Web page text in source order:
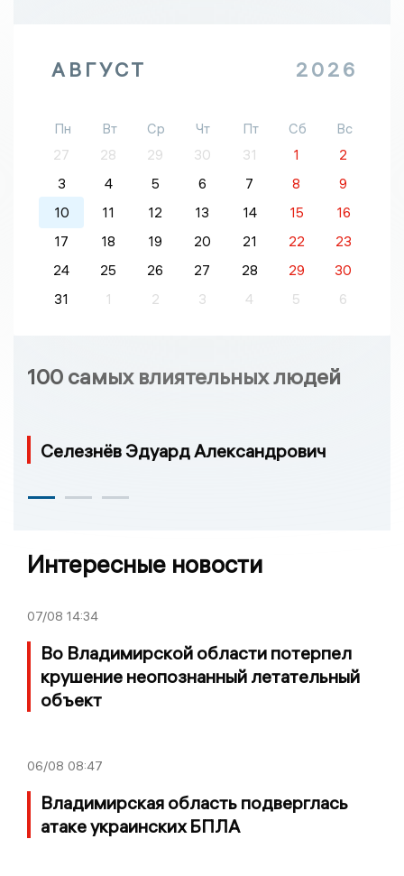
АВГУСТ 2026
Пн Вт Ср Чт Пт Сб
Вс
27
28 29 30 31 1
2
3
4 5 6 7 8
9
10
11 12 13 14 15
16
17
18 19 20 21 22
23
24
25 26 27 28 29
30
31
1 2 3 4 5 6
100 самых влиятельных людей
Селезнёв Эдуард Александрович
Интересные новости
07/08 14:34
Во Владимирской области потерпел
крушение неопознанный летательный
объект
06/08 08:47
Владимирская область подверглась
атаке украинских БПЛА